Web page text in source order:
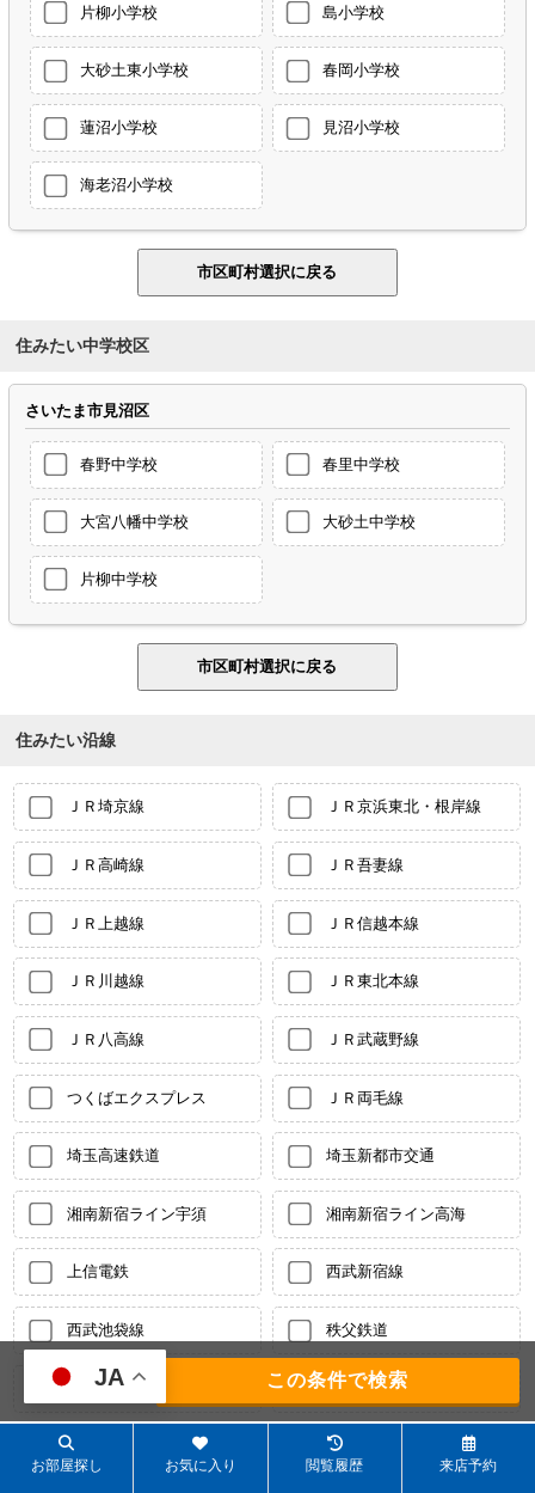
片柳小学校 島小学校
大砂土東小学校 春岡小学校
蓮沼小学校 見沼小学校
海老沼小学校
住みたい中学校区
さいたま市見沼区
春野中学校 春里中学校
大宮八幡中学校 大砂土中学校
片柳中学校
住みたい沿線
ＪＲ埼京線 ＪＲ京浜東北・根岸線
ＪＲ高崎線 ＪＲ吾妻線
ＪＲ上越線 ＪＲ信越本線
ＪＲ川越線 ＪＲ東北本線
ＪＲ八高線 ＪＲ武蔵野線
つくばエクスプレス ＪＲ両毛線
埼玉高速鉄道 埼玉新都市交通
湘南新宿ライン宇須 湘南新宿ライン高海
上信電鉄 西武新宿線
西武池袋線 秩父鉄道
都営三田線 東京メトロ副都心線
東京メトロ有楽町線 東武伊勢崎線
237 件
お部屋探し お気に入り 閲覧履歴 来店予約
JA